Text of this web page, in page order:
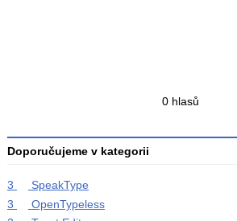
hodnocení
0 hlasů
Doporučujeme v kategorii
3
SpeakType
3
OpenTypeless